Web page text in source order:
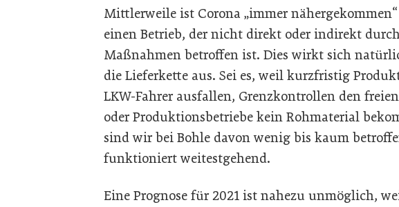
Mittlerweile ist Corona „immer
einen Betrieb, der nicht direkt oder indirekt
Maßnahmen betroffen ist. Dies wirkt sich
die Lieferkette aus. Sei es, weil kurzfristig
LKW-Fahrer ausfallen, Grenzkontrollen den
oder Produktionsbetriebe kein Rohmaterial
sind wir bei Bohle davon wenig bis kaum
funktioniert weitestgehend.
Eine Prognose für 2021 ist nahezu unmöglich,